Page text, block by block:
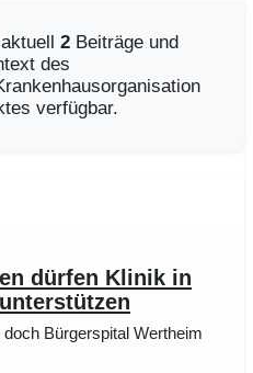
2 Beiträge und
des
verfügbar.
dürfen Klinik in
Bürgerspital Wertheim